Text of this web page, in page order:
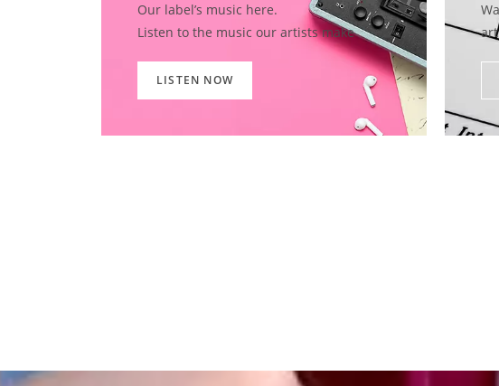
Our label’s music here.
Listen to the music our artists make
LISTEN NOW